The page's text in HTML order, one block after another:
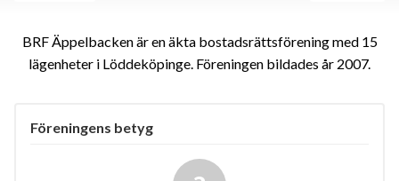
BRF Äppelbacken är en äkta bostadsrättsförening med 15
lägenheter i Löddeköpinge. Föreningen bildades år 2007
Föreningens betyg